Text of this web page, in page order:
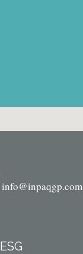
info@inpaqgp.com
ESG